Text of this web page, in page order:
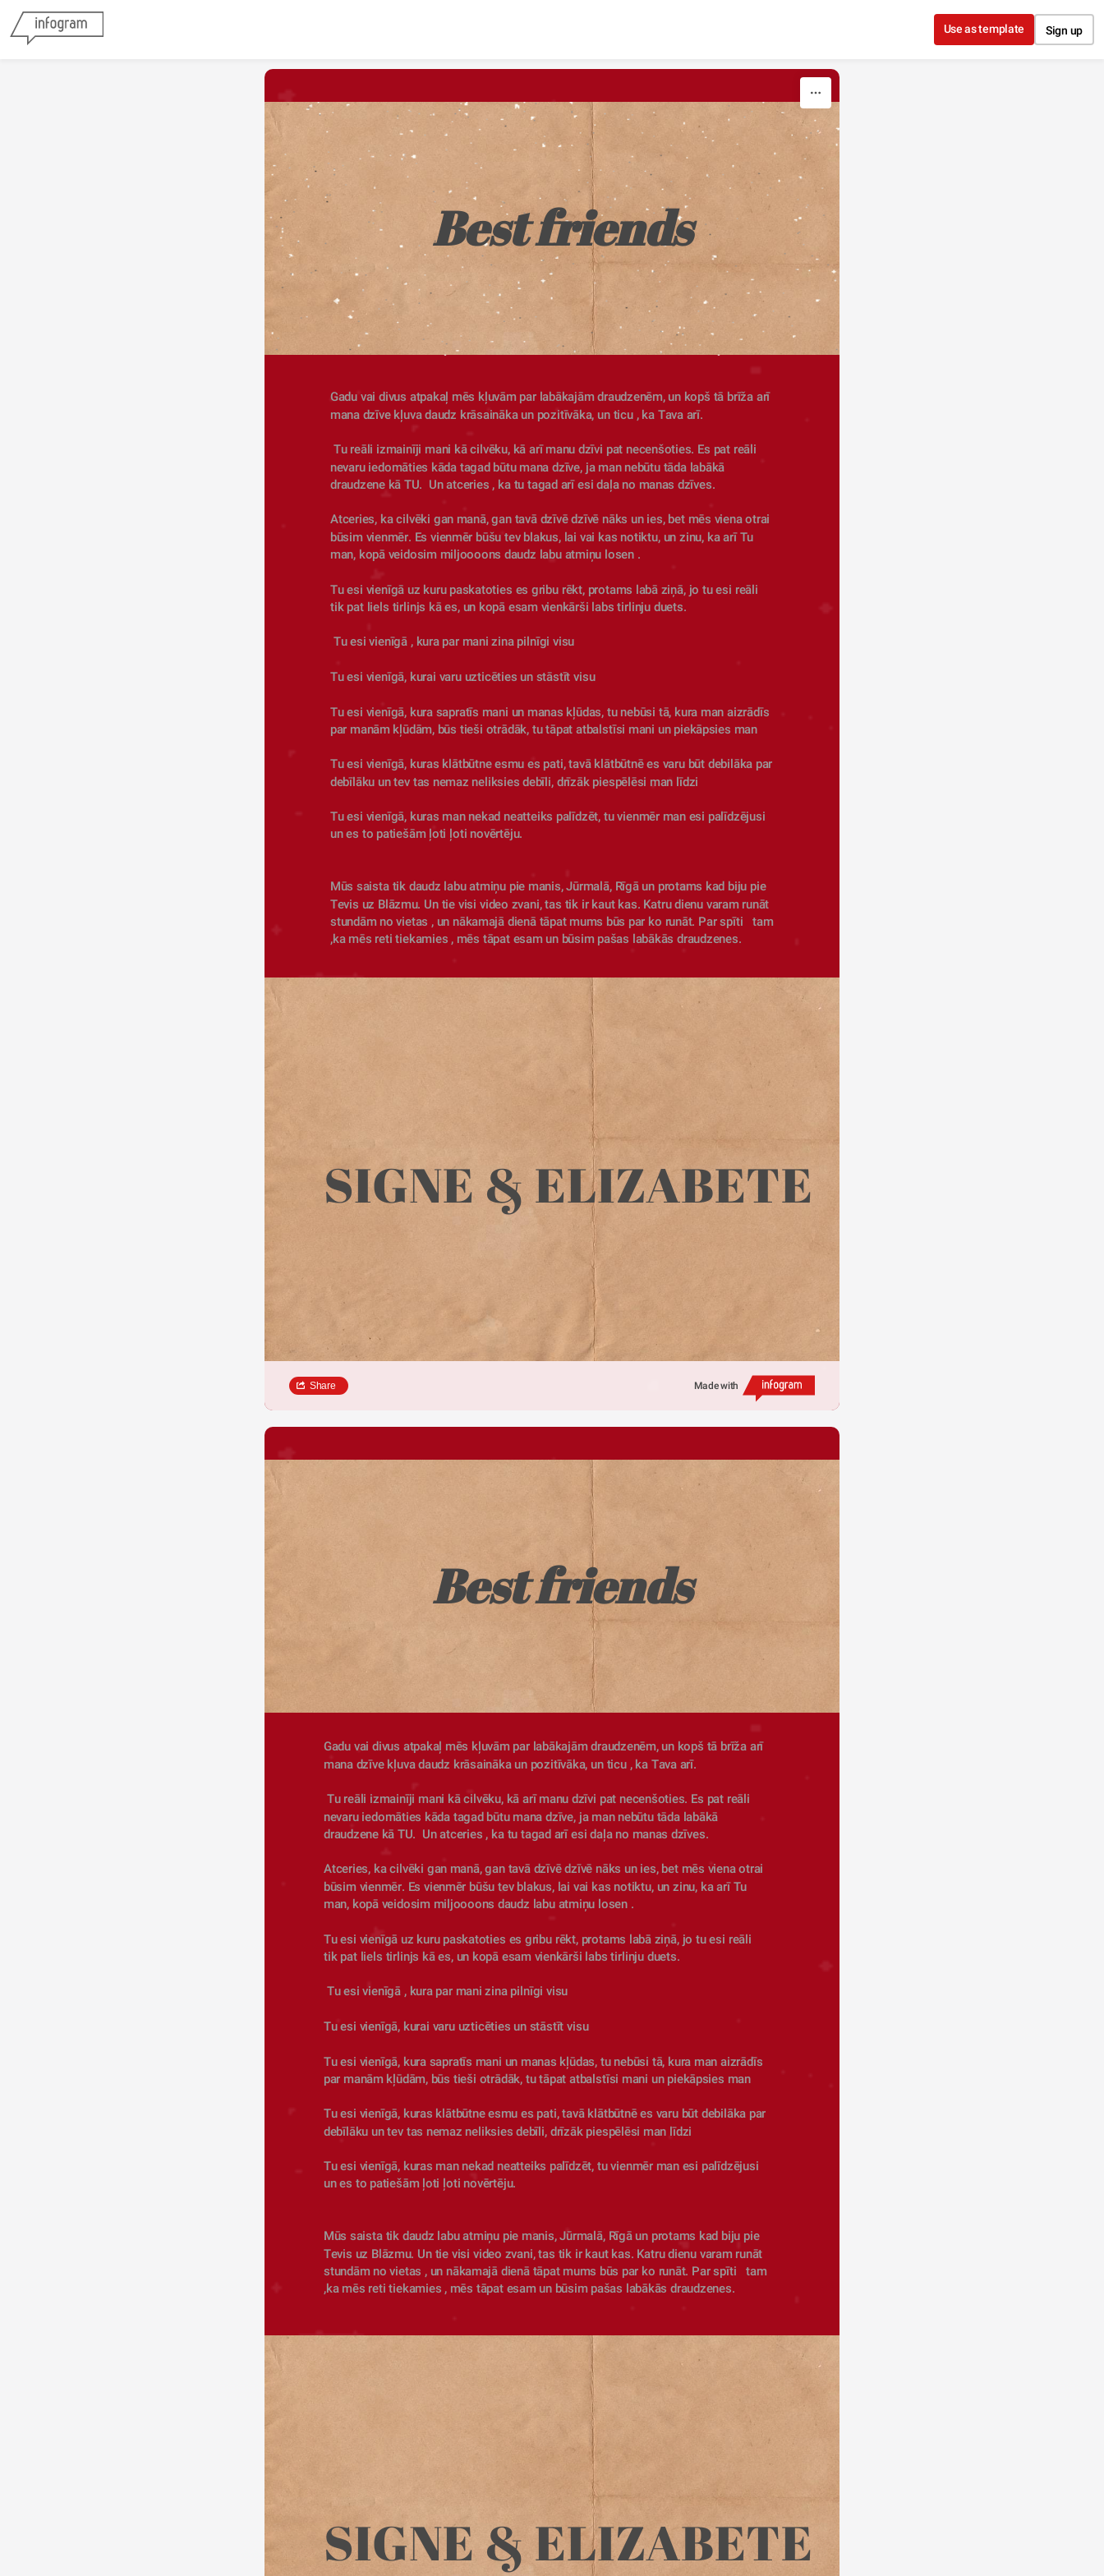
Use as template Sign up
Best friends
Gadu vai divus atpakaļ mēs kļuvām par labākajām draudzenēm, un kopš tā brīža arī
mana dzīve kļuva daudz krāsaināka un pozitīvāka, un ticu , ka Tava arī.
nevaru iedomāties kāda tagad būtu mana dzīve, ja man nebūtu tāda labākā
draudzene kā TU.  Un atceries , ka tu tagad arī esi daļa no manas dzīves.
Atceries, ka cilvēki gan manā, gan tavā dzīvē dzīvē nāks un ies, bet mēs viena otrai
būsim vienmēr. Es vienmēr būšu tev blakus, lai vai kas notiktu, un zinu, ka arī Tu
man, kopā veidosim miljoooons daudz labu atmiņu losen .
Tu esi vienīgā uz kuru paskatoties es gribu rēkt, protams labā ziņā, jo tu esi reāli
tik pat liels tirlinjs kā es, un kopā esam vienkārši labs tirlinju duets.
Tu esi vienīgā , kura par mani zina pilnīgi visu
Tu esi vienīgā, kurai varu uzticēties un stāstīt visu
Tu esi vienīgā, kura sapratīs mani un manas kļūdas, tu nebūsi tā, kura man aizrādīs
par manām kļūdām, būs tieši otrādāk, tu tāpat atbalstīsi mani un piekāpsies man
Tu esi vienīgā, kuras klātbūtne esmu es pati, tavā klātbūtnē es varu būt debilāka par
debīlāku un tev tas nemaz neliksies debīli, drīzāk piespēlēsi man līdzi
Tu esi vienīgā, kuras man nekad neatteiks palīdzēt, tu vienmēr man esi palīdzējusi
un es to patiešām ļoti ļoti novērtēju.
Mūs saista tik daudz labu atmiņu pie manis, Jūrmalā, Rīgā un protams kad biju pie
Tevis uz Blāzmu. Un tie visi video zvani, tas tik ir kaut kas. Katru dienu varam runāt
stundām no vietas , un nākamajā dienā tāpat mums būs par ko runāt. Par spīti   tam
,ka mēs reti tiekamies , mēs tāpat esam un būsim pašas labākās draudzenes.
Share Made with
Best friends
Gadu vai divus atpakaļ mēs kļuvām par labākajām draudzenēm, un kopš tā brīža arī
mana dzīve kļuva daudz krāsaināka un pozitīvāka, un ticu , ka Tava arī.
nevaru iedomāties kāda tagad būtu mana dzīve, ja man nebūtu tāda labākā
draudzene kā TU.  Un atceries , ka tu tagad arī esi daļa no manas dzīves.
Atceries, ka cilvēki gan manā, gan tavā dzīvē dzīvē nāks un ies, bet mēs viena otrai
būsim vienmēr. Es vienmēr būšu tev blakus, lai vai kas notiktu, un zinu, ka arī Tu
man, kopā veidosim miljoooons daudz labu atmiņu losen .
Tu esi vienīgā uz kuru paskatoties es gribu rēkt, protams labā ziņā, jo tu esi reāli
tik pat liels tirlinjs kā es, un kopā esam vienkārši labs tirlinju duets.
Tu esi vienīgā , kura par mani zina pilnīgi visu
Tu esi vienīgā, kurai varu uzticēties un stāstīt visu
Tu esi vienīgā, kura sapratīs mani un manas kļūdas, tu nebūsi tā, kura man aizrādīs
par manām kļūdām, būs tieši otrādāk, tu tāpat atbalstīsi mani un piekāpsies man
Tu esi vienīgā, kuras klātbūtne esmu es pati, tavā klātbūtnē es varu būt debilāka par
debīlāku un tev tas nemaz neliksies debīli, drīzāk piespēlēsi man līdzi
Tu esi vienīgā, kuras man nekad neatteiks palīdzēt, tu vienmēr man esi palīdzējusi
un es to patiešām ļoti ļoti novērtēju.
Mūs saista tik daudz labu atmiņu pie manis, Jūrmalā, Rīgā un protams kad biju pie
Tevis uz Blāzmu. Un tie visi video zvani, tas tik ir kaut kas. Katru dienu varam runāt
stundām no vietas , un nākamajā dienā tāpat mums būs par ko runāt. Par spīti   tam
,ka mēs reti tiekamies , mēs tāpat esam un būsim pašas labākās draudzenes.